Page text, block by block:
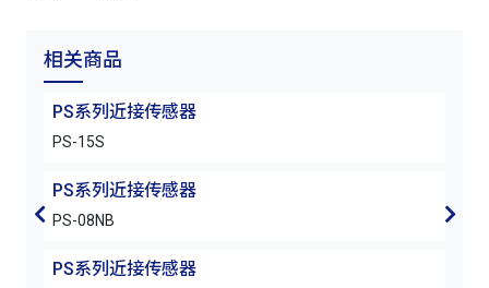
相关商品
PS系列近接传感器
PS-15S
PS系列近接传感器
PS-08NB
PS系列近接传感器
PS-